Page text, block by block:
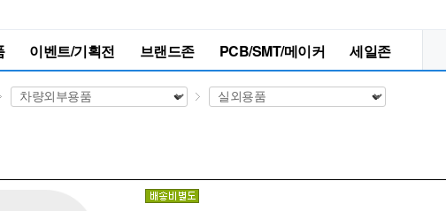
이벤트/기획전 브랜드존 PCB/SMT/메이커 세일존